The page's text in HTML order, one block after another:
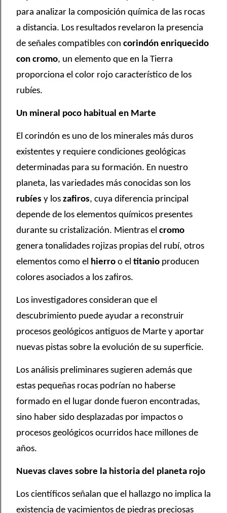
para analizar la composición química de las rocas
a distancia. Los resultados revelaron la presencia
de señales compatibles con corindón enriquecido
con cromo, un elemento que en la Tierra
proporciona el color rojo característico de los
rubíes.
Un mineral poco habitual en Marte
El corindón es uno de los minerales más duros
existentes y requiere condiciones geológicas
determinadas para su formación. En nuestro
planeta, las variedades más conocidas son los
rubíes y los zafiros, cuya diferencia principal
depende de los elementos químicos presentes
durante su cristalización. Mientras el cromo
genera tonalidades rojizas propias del rubí, otros
elementos como el hierro o el titanio producen
colores asociados a los zafiros.
Los investigadores consideran que el
descubrimiento puede ayudar a reconstruir
procesos geológicos antiguos de Marte y aportar
nuevas pistas sobre la evolución de su superficie.
Los análisis preliminares sugieren además que
estas pequeñas rocas podrían no haberse
formado en el lugar donde fueron encontradas,
sino haber sido desplazadas por impactos o
procesos geológicos ocurridos hace millones de
años.
Nuevas claves sobre la historia del planeta rojo
Los científicos señalan que el hallazgo no implica la
existencia de yacimientos de piedras preciosas